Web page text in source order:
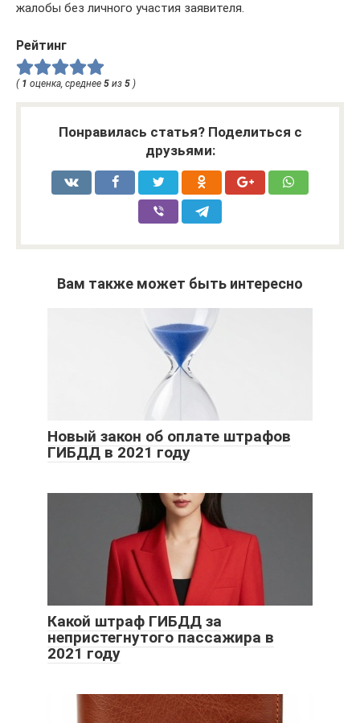
жалобы без личного участия заявителя.
Рейтинг
( 1 оценка, среднее 5 из 5 )
Понравилась статья? Поделиться с
друзьями:
Вам также может быть интересно
Новый закон об оплате штрафов
ГИБДД в 2021 году
Какой штраф ГИБДД за
непристегнутого пассажира в
2021 году